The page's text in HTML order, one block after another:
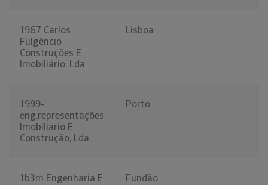
1967 Carlos
Fulgêncio -
Construções E
Imobiliário, Lda
Lisboa
1999-
eng.representações
Imobiliario E
Construção, Lda.
Porto
1b3m Engenharia E
Fundão